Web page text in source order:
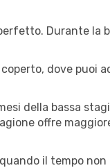
Durante la
dove puoi
della bassa
offre
il tempo